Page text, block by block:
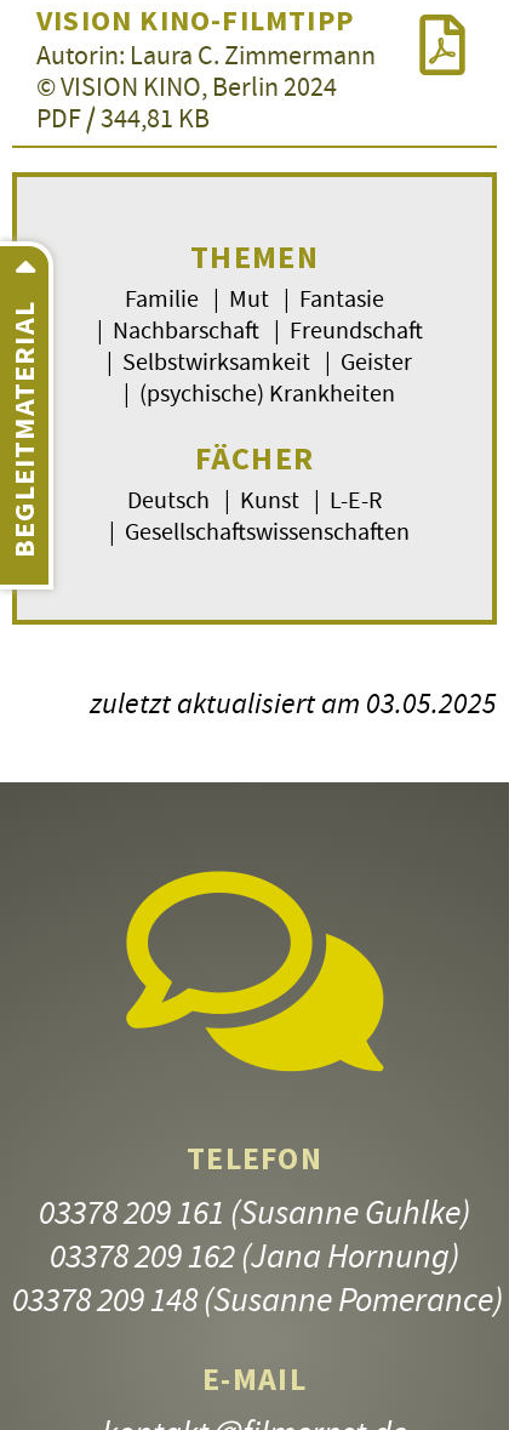
BEGLEITMATERIAL
VISION KINO-FILMTIPP
Autorin: Laura C. Zimmermann
© VISION KINO, Berlin 2024
PDF / 344,81 KB
THEMEN
Familie | Mut | Fantasie
| Nachbarschaft | Freundschaft
| Selbstwirksamkeit | Geister
| (psychische) Krankheiten
FÄCHER
Deutsch | Kunst | L-E-R
| Gesellschaftswissenschaften
zuletzt aktualisiert am 03.05.2025
TELEFON
03378 209 161 (Susanne Guhlke)
03378 209 162(Jana Hornung)
03378 209 148(Susanne Pomerance)
E-MAIL